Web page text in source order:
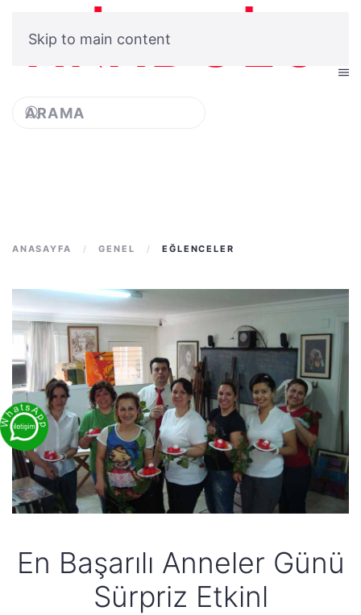
Skip to main content
ANASAYFA GENEL EĞLENCELER
En Başarılı Anneler Günü
Sürpriz Etkinl